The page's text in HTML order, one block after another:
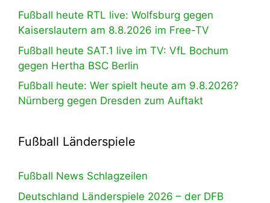
Fußball heute RTL live: Wolfsburg gegen
Kaiserslautern am 8.8.2026 im Free-TV
Fußball heute SAT.1 live im TV: VfL Bochum
gegen Hertha BSC Berlin
Fußball heute: Wer spielt heute am 9.8.2026?
Nürnberg gegen Dresden zum Auftakt
Fußball Länderspiele
Fußball News Schlagzeilen
Deutschland Länderspiele 2026 – der DFB